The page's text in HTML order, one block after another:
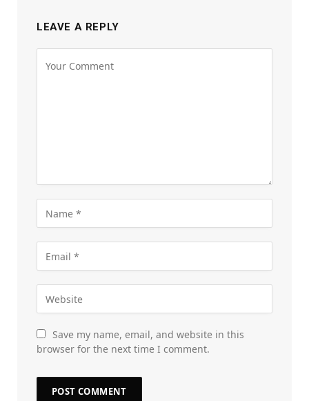
LEAVE A REPLY
Save my name, email, and website in this
browser for the next time I comment.